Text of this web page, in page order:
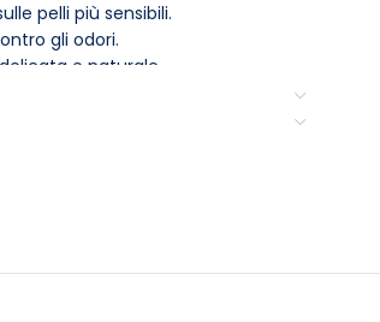
pelli più sensibili.
gli odori.
e naturale.
pelle pulita e asciutta,
quotidiano e può essere